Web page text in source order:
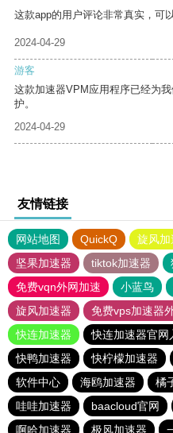
这款app的用户评论非常真实，可
2024-04-29
游客
这款加速器VPM应用程序已经为
护。
2024-04-29
友情链接
网站地图 QuickQ 旋风加
坚果加速器
tiktok加速器
免费vqn外网加速
小蓝鸟
旋风加速器
免费vps加速器
快连加速器
快连加速器官网
快鸭加速器
快柠檬加速器
软件中心
海鸥加速器 橘
哇哇加速器
baacloud官网
啊哈加速器
极风加速器